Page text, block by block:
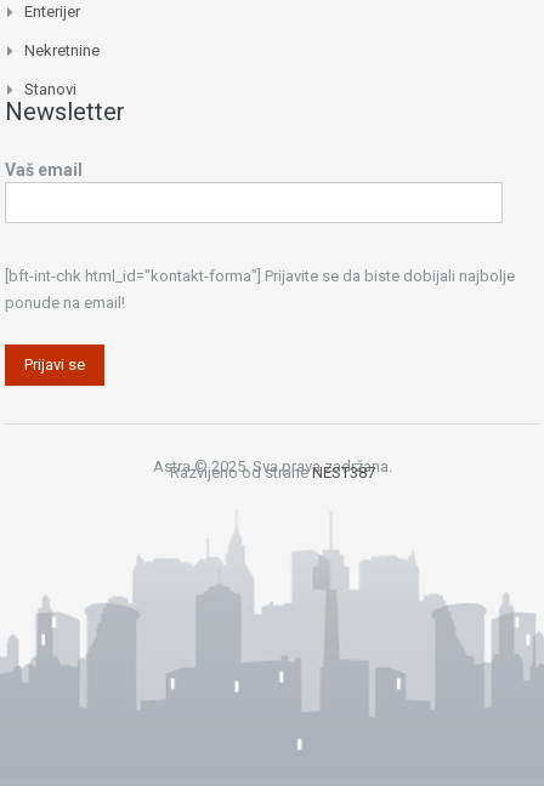
Enterijer
Nekretnine
Stanovi
Newsletter
Vaš email
[bft-int-chk html_id="kontakt-forma"] Prijavite se da biste dobijali najbolje
ponude na email!
Astra © 2025. Sva prava zadržana.
Razvijeno od straneNEST387